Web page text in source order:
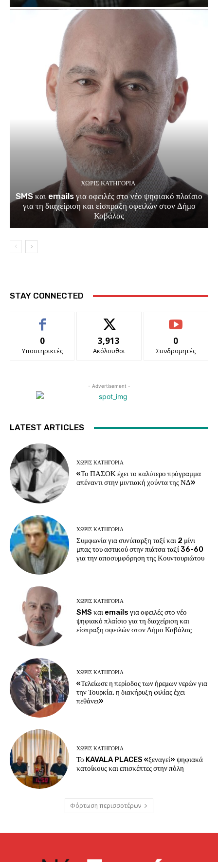
ΧΩΡΊΣ ΚΑΤΗΓΟΡΊΑ
SMS και emails για οφειλές στο νέο ψηφιακό πλαίσιο
για τη διαχείριση και είσπραξη οφειλών στον Δήμο
Καβάλας
STAY CONNECTED
0
Υποστηρικτές
3,913
Ακόλουθοι
0
Συνδρομητές
- Advertisement -
LATEST ARTICLES
ΧΩΡΊΣ ΚΑΤΗΓΟΡΊΑ
«Το ΠΑΣΟΚ έχει το καλύτερο πρόγραμμα
απέναντι στην μιντιακή χούντα της ΝΔ»
ΧΩΡΊΣ ΚΑΤΗΓΟΡΊΑ
Συμφωνία για συνύπαρξη ταξί και 2 μίνι
μπας του αστικού στην πιάτσα ταξί 36-60
για την αποσυμφόρηση της Κουντουριώτου
ΧΩΡΊΣ ΚΑΤΗΓΟΡΊΑ
SMS και emails για οφειλές στο νέο
ψηφιακό πλαίσιο για τη διαχείριση και
είσπραξη οφειλών στον Δήμο Καβάλας
ΧΩΡΊΣ ΚΑΤΗΓΟΡΊΑ
«Τελείωσε η περίοδος των ήρεμων νερών για
την Τουρκία, η διακήρυξη φιλίας έχει
πεθάνει»
ΧΩΡΊΣ ΚΑΤΗΓΟΡΊΑ
Το KAVALA PLACES «ξεναγεί» ψηφιακά
κατοίκους και επισκέπτες στην πόλη
Φόρτωση περισσοτέρων